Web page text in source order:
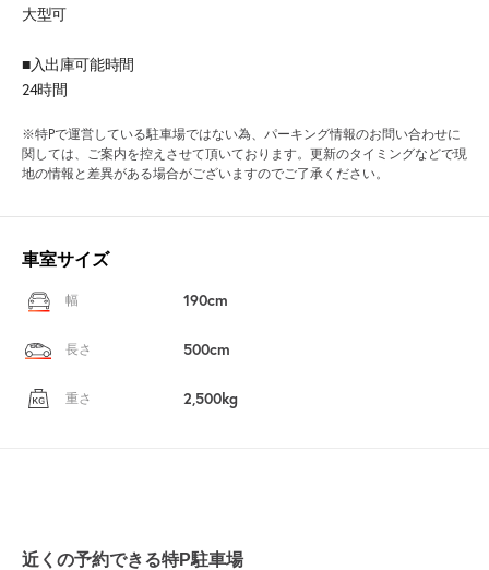
大型可
■入出庫可能時間
24時間
※特Pで運営している駐車場ではない為、パーキング情報のお問い合わせに
関しては、ご案内を控えさせて頂いております。更新のタイミングなどで現
地の情報と差異がある場合がございますのでご了承ください。
車室サイズ
幅 190cm
長さ 500cm
重さ 2,500kg
近くの予約できる特P駐車場